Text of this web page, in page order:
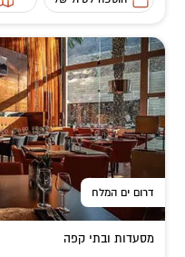
דרום ים המלח
מסעדות ובתי קפה